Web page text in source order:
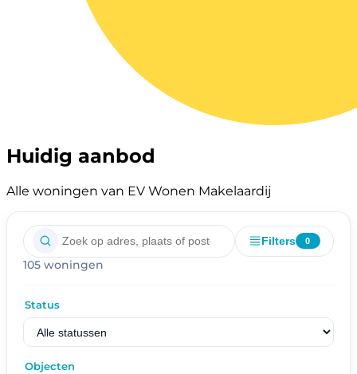
Huidig aanbod
Alle woningen van EV Wonen Makelaardij
Filters 0
105 woningen
Status
Objecten